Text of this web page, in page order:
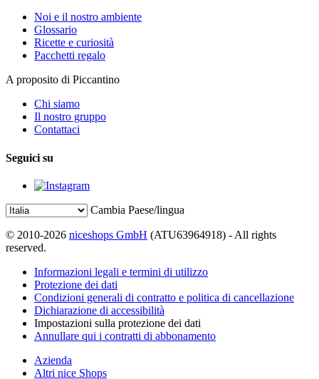
Noi e il nostro ambiente
Glossario
Ricette e curiosità
Pacchetti regalo
A proposito di Piccantino
Chi siamo
Il nostro gruppo
Contattaci
Seguici su
Cambia Paese/lingua
© 2010-2026 niceshops GmbH (ATU63964918) - All rights
reserved.
Informazioni legali e termini di utilizzo
Protezione dei dati
Condizioni generali di contratto e politica di cancellazione
Dichiarazione di accessibilità
Impostazioni sulla protezione dei dati
Annullare qui i contratti di abbonamento
Azienda
Altri nice Shops